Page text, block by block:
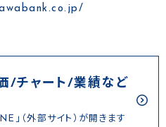
/チャート/業績など
」（外部サイト）が開きます